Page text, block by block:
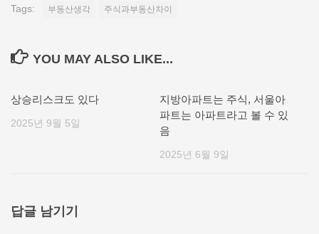
Tags: 부동산생각 주식과부동산차이
YOU MAY ALSO LIKE...
상승리스크도 있다
2025년 9월 5일
지방아파트는 주식, 서울아
파트는 아파트라고 볼 수 있
음
2025년 6월 9일
답글 남기기